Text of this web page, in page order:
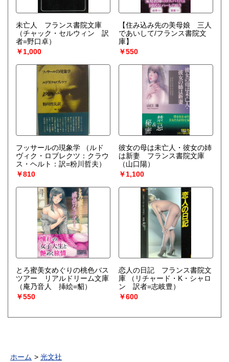
未亡人 フランス書院文庫
（チャック・セルウィン 訳
者=野口卓）
￥1,000
【住み込み先の美母娘 三人
であいして/フランス書院文
庫】
￥550
フッサールの現象学
（ルド
ヴィク・ロブレクツ：クラウ
ス・ヘルト：訳=粉川哲夫）
￥810
彼女の母は未亡人・彼女の姉
は新妻 フランス書院文庫
（山口陽）
￥1,100
とろ蜜美女めぐりの桃色バス
ツアー リアルドリーム文庫
（庵乃音人 挿絵=貂）
￥550
恋人の日記 フランス書院文
庫
（リチャード・K・シャロ
ン 訳者=志岐豊）
￥600
ホーム
光文社